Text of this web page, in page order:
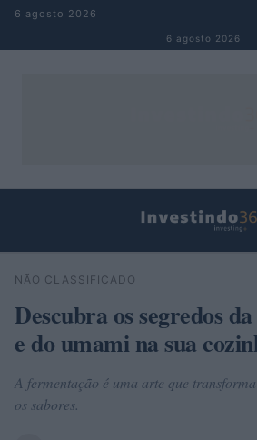
Pular para o conteúdo
6 agosto 2026
6 agosto 2026
Buscar
NÃO CLASSIFICADO
Descubra os segredos
e do umami na sua
A fermentação é uma arte que
os sabores.